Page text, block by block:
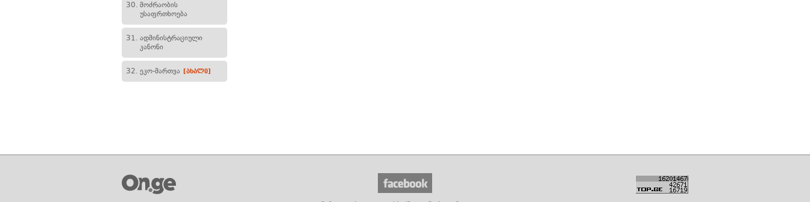
30. მოძრაობის
უსაფრთხოება
31. ადმინისტრაციული
კანონი
32. ეკო-მართვა [ახალი]